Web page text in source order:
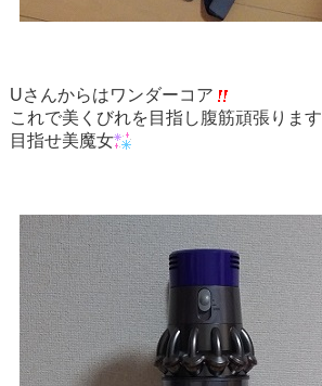
Uさんからはワンダーコア
これで美くびれを目指し腹筋頑張ります
目指せ美魔女